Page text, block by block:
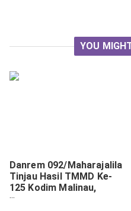
YOU
Danrem 092/Maharajalila
Tinjau Hasil TMMD Ke-
125 Kodim Malinau,
Warga Penerima RTLH